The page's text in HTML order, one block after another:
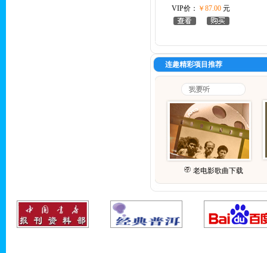
VIP价： ￥87.00元
连趣精彩项目推荐
老电影歌曲下载